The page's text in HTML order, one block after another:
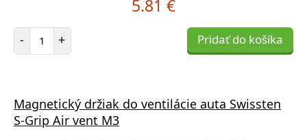
5.81 €
- Počet položiek
+ Pridať do košíka
Magnetický držiak do ventilácie auta Swissten
S-Grip Air vent M3